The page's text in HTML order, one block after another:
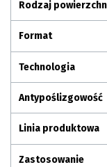
Rodzaj
Format
Technologia
Antypoślizgowość
Linia produktowa
Zastosowanie